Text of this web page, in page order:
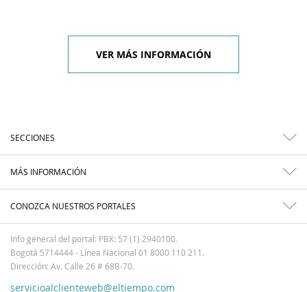
VER MÁS INFORMACIÓN
SECCIONES
MÁS INFORMACIÓN
CONOZCA NUESTROS PORTALES
Info general del portal: PBX: 57 (1) 2940100.
Bogotá 5714444 - Línea Nacional 01 8000 110 211.
Dirección: Av. Calle 26 # 68B-70.
servicioalclienteweb@eltiempo.com